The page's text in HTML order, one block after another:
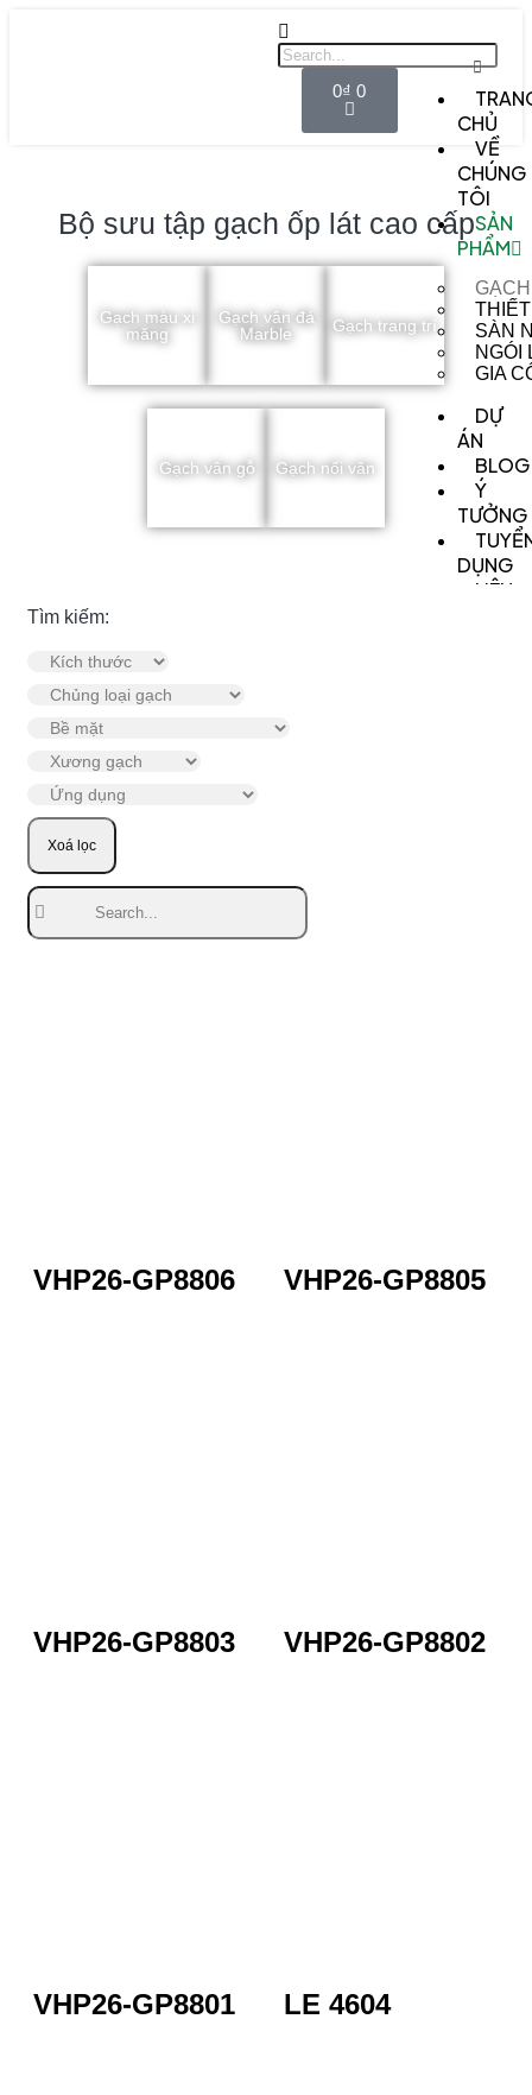
0₫ 0
CHỦ
VỀ
CHÚNG
TÔI
SẢN
PHẨM
GẠCH
SÀN
NGÓI
GIA
DỰ
ÁN
BLOG
Ý
TƯỞNG
DỤNG
LIÊN
Bộ sưu tập gạch ốp lát cao cấp
Gạch màu xi
măng
Gạch vân đá
Marble
Gạch trang trí
Gạch vân gỗ Gạch nối vân
Tìm kiếm:
Xoá lọc
VHP26-GP8806 VHP26-GP8805
VHP26-GP8803 VHP26-GP8802
VHP26-GP8801 LE 4604